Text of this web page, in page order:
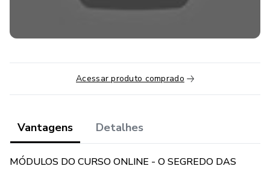
Acessar produto comprado
Vantagens Detalhes
MÓDULOS DO CURSO ONLINE - O SEGREDO DAS